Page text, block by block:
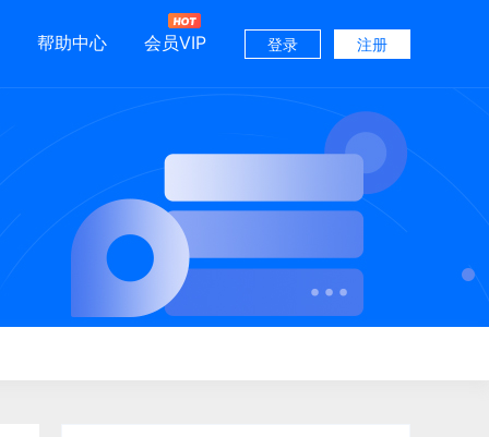
帮助中心 会员VIP 登录 注册